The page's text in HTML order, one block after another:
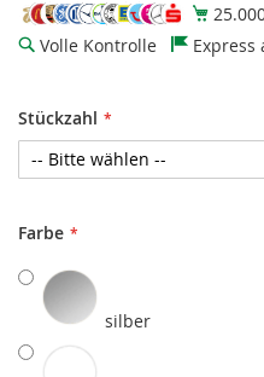
Volle Kontrolle
Express
Stückzahl
Farbe
silber